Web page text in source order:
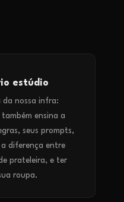
estúdio
da nossa infra:
ensina a
seus prompts,
a diferença entre
prateleira, e ter
roupa.